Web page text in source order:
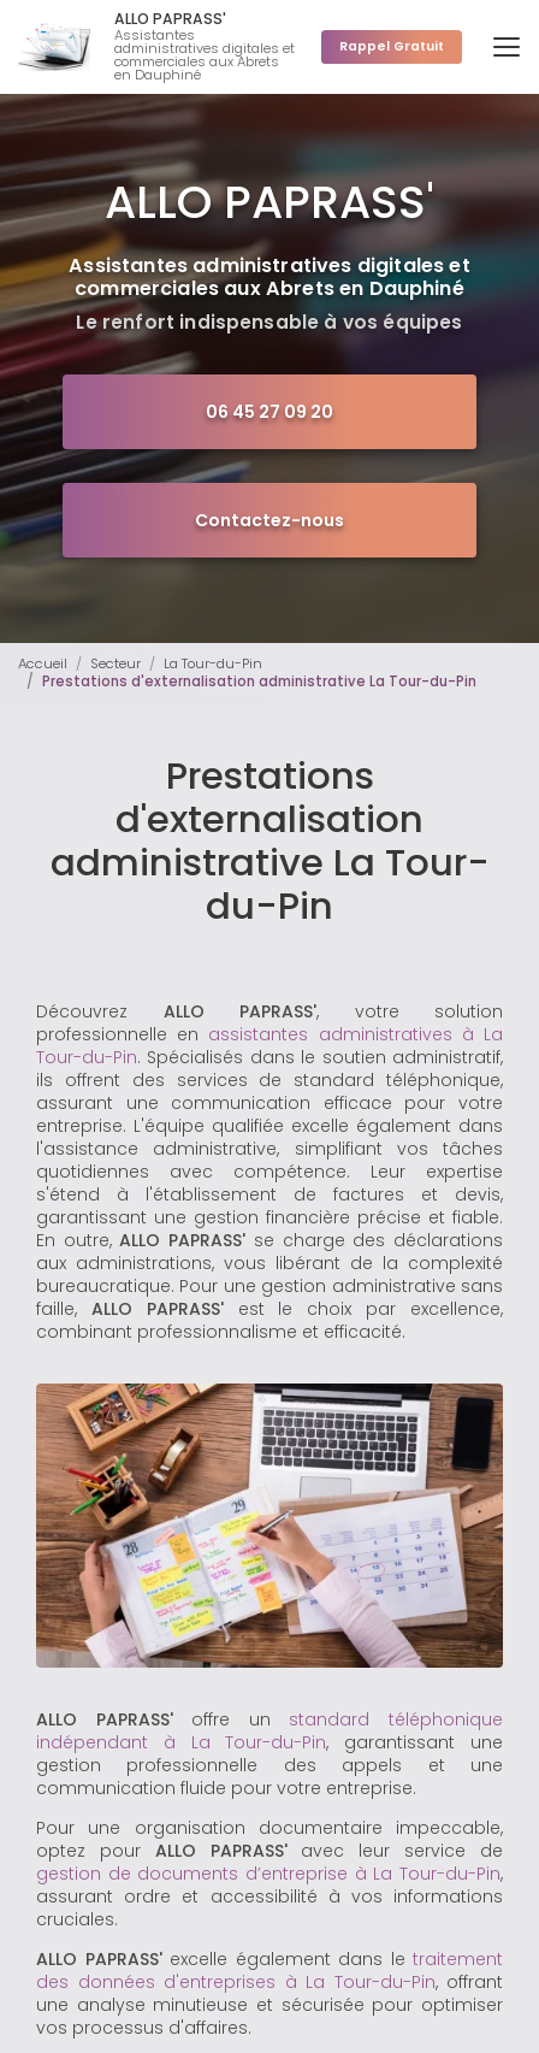
contenu
ALLO PAPRASS'
Assistantes
administratives digitales et
commerciales aux Abrets
en Dauphiné
Rappel Gratuit
ALLO PAPRASS'
Assistantes administratives digitales et
commerciales aux Abrets en Dauphiné
Le renfort indispensable à vos équipes
06 45 27 09 20
Contactez-nous
Accueil Secteur
La Tour-du-Pin
Prestations d'externalisation administrative La Tour-du-Pin
Prestations
d'externalisation
administrative La Tour-
du-Pin
Découvrez ALLO PAPRASS', votre solution
professionnelle en assistantes administratives à La
Tour-du-Pin. Spécialisés dans le soutien administratif,
ils offrent des services de standard téléphonique,
assurant une communication efficace pour votre
entreprise. L'équipe qualifiée excelle également dans
l'assistance administrative, simplifiant vos tâches
quotidiennes avec compétence. Leur expertise
s'étend à l'établissement de factures et devis,
garantissant une gestion financière précise et fiable.
En outre,ALLO PAPRASS' se charge des déclarations
aux administrations, vous libérant de la complexité
bureaucratique. Pour une gestion administrative sans
faille, ALLO PAPRASS'est le choix par excellence,
combinant professionnalisme et efficacité.
ALLO PAPRASS'offre un standard téléphonique
indépendant à La Tour-du-Pin, garantissant une
gestion professionnelle des appels et une
communication fluide pour votre entreprise.
Pour une organisation documentaire impeccable,
optez pour ALLO PAPRASS'avec leur service de
gestion de documents d’entreprise à La Tour-du-Pin,
assurant ordre et accessibilité à vos informations
cruciales.
ALLO PAPRASS'excelle également dans le traitement
des données d'entreprises à La Tour-du-Pin, offrant
une analyse minutieuse et sécurisée pour optimiser
vos processus d'affaires.